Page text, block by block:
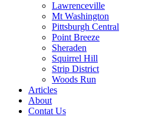
Lawrenceville
Mt Washington
Pittsburgh Central
Point Breeze
Sheraden
Squirrel Hill
Strip District
Woods Run
Articles
About
Contat Us